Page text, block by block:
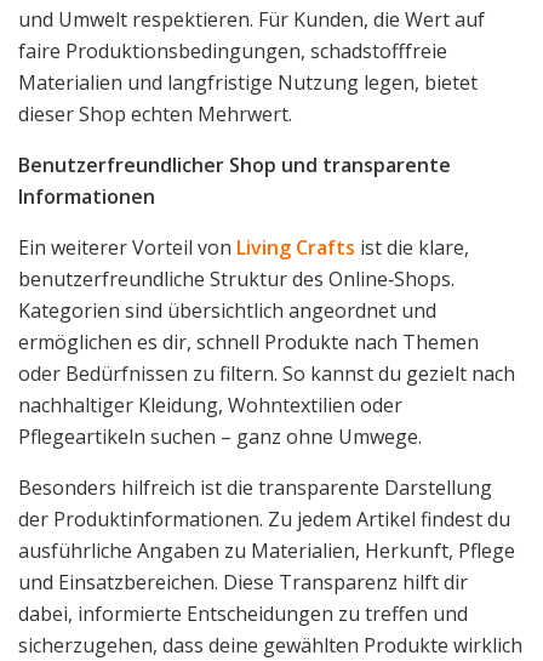
und Umwelt respektieren. Für Kunden, die Wert auf
faire Produktionsbedingungen, schadstofffreie
Materialien und langfristige Nutzung legen, bietet
dieser Shop echten Mehrwert.
Benutzerfreundlicher Shop und transparente
Informationen
Ein weiterer Vorteil von Living Crafts ist die klare,
benutzerfreundliche Struktur des Online‑Shops.
Kategorien sind übersichtlich angeordnet und
ermöglichen es dir, schnell Produkte nach Themen
oder Bedürfnissen zu filtern. So kannst du gezielt nach
nachhaltiger Kleidung, Wohntextilien oder
Pflegeartikeln suchen – ganz ohne Umwege.
Besonders hilfreich ist die transparente Darstellung
der Produktinformationen. Zu jedem Artikel findest du
ausführliche Angaben zu Materialien, Herkunft, Pflege
und Einsatzbereichen. Diese Transparenz hilft dir
dabei, informierte Entscheidungen zu treffen und
sicherzugehen, dass deine gewählten Produkte wirklich